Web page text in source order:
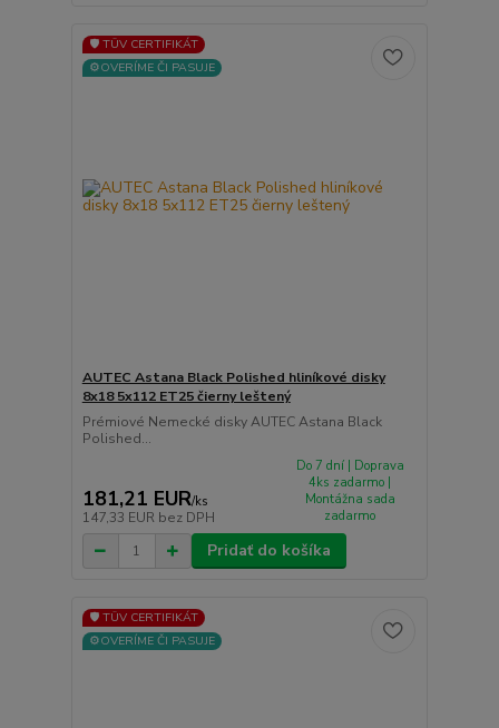
🛡️ TÜV CERTIFIKÁT
⚙️OVERÍME ČI PASUJE
AUTEC Astana Black Polished hliníkové disky
8x18 5x112 ET25 čierny leštený
Prémiové Nemecké disky AUTEC Astana Black
Polished...
181,21 EUR/ks
147,33 EUR bez DPH
Do 7 dní | Doprava
4ks zadarmo |
Montážna sada
zadarmo
Pridať do košíka
🛡️ TÜV CERTIFIKÁT
⚙️OVERÍME ČI PASUJE